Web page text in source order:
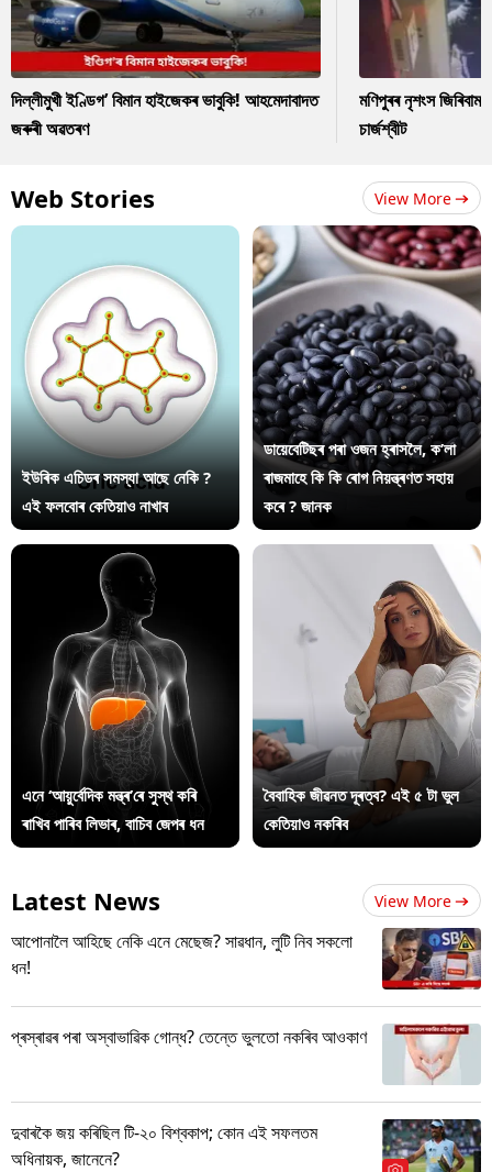
দিল্লীমুখী ইণ্ডিগ’ বিমান হাইজেকৰ ভাবুকি! আহমেদাবাদত
জৰুৰী অৱতৰণ
মণিপুৰৰ নৃশংস জিৰিবাম
চাৰ্জশ্বীট
Web Stories View More
ইউৰিক এচিডৰ সমস্যা আছে নেকি ?
এই ফলবোৰ কেতিয়াও নাখাব
ডায়েবেটিছৰ পৰা ওজন হ্ৰাসলৈ, ক’লা
ৰাজমাহে কি কি ৰোগ নিয়ন্ত্ৰণত সহায়
কৰে ? জানক
এনে ‘আয়ুৰ্বেদিক মন্ত্ৰ’ৰে সুস্থ কৰি
ৰাখিব পাৰিব লিভাৰ, বাচিব জেপৰ ধন
বৈবাহিক জীৱনত দূৰত্ব? এই ৫ টা ভুল
কেতিয়াও নকৰিব
Latest News View More
আপোনালৈ আহিছে নেকি এনে মেছেজ? সাৱধান, লুটি নিব সকলো
ধন!
প্ৰস্ৰাৱৰ পৰা অস্বাভাৱিক গোন্ধ? তেন্তে ভুলতো নকৰিব আওকাণ
দুবাৰকৈ জয় কৰিছিল টি-২০ বিশ্বকাপ; কোন এই সফলতম
অধিনায়ক, জানেনে?